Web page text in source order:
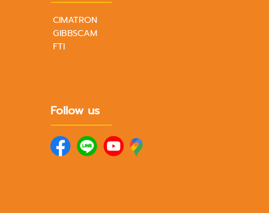
CIMATRON
GIBBSCAM
FTI
Follow us